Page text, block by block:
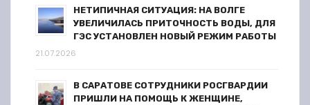
НЕТИПИЧНАЯ СИТУАЦИЯ: НА ВОЛГЕ
УВЕЛИЧИЛАСЬ ПРИТОЧНОСТЬ ВОДЫ, ДЛЯ
ГЭС УСТАНОВЛЕН НОВЫЙ РЕЖИМ РАБОТЫ
21.07.2026
В САРАТОВЕ СОТРУДНИКИ РОСГВАРДИИ
ПРИШЛИ НА ПОМОЩЬ К ЖЕНЩИНЕ,